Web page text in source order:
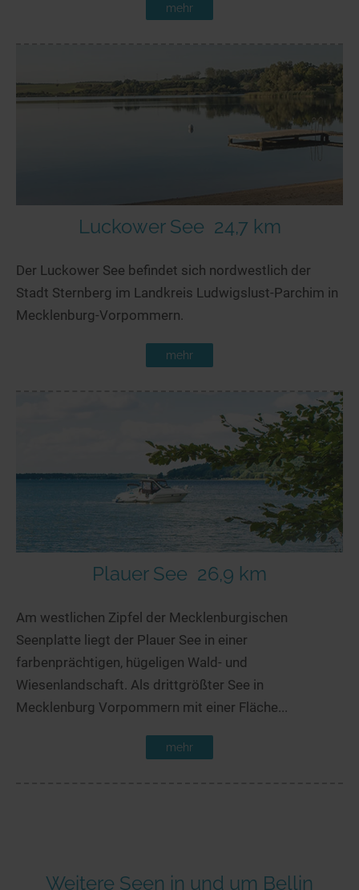
mehr
Luckower See 24,7 km
Der Luckower See befindet sich nordwestlich der
Stadt Sternberg im Landkreis Ludwigslust-Parchim in
Mecklenburg-Vorpommern.
mehr
Plauer See 26,9 km
Am westlichen Zipfel der Mecklenburgischen
Seenplatte liegt der Plauer See in einer
farbenprächtigen, hügeligen Wald- und
Wiesenlandschaft. Als drittgrößter See in
Mecklenburg Vorpommern mit einer Fläche...
mehr
Weitere Seen in und um Bellin